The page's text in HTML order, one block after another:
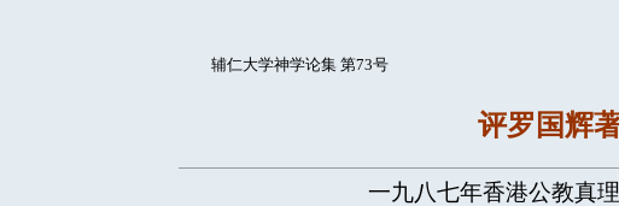
辅仁大学神学论集 第73号
评罗国辉
一九八七年香港公教真